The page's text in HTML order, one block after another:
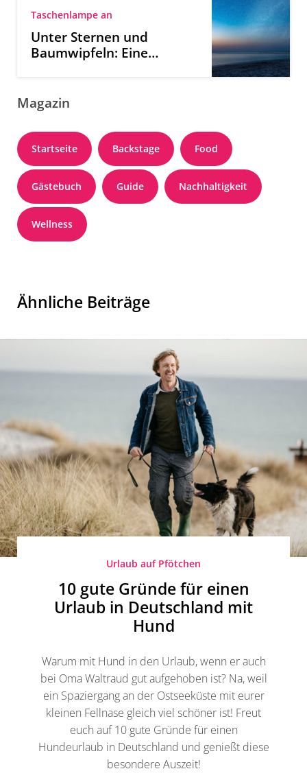
Taschenlampe an
Unter Sternen und
Baumwipfeln: Eine
Magazin
Startseite Backstage Food
Gästebuch Guide Nachhaltigkeit
Wellness
Ähnliche Beiträge
Urlaub auf Pfötchen
10 gute Gründe für einen
Urlaub in Deutschland mit
Hund
Warum mit Hund in den Urlaub, wenn er auch
bei Oma Waltraud gut aufgehoben ist? Na, weil
ein Spaziergang an der Ostseeküste mit eurer
kleinen Fellnase gleich viel schöner ist! Freut
euch auf 10 gute Gründe für einen
Hundeurlaub in Deutschland und genießt diese
besondere Auszeit!